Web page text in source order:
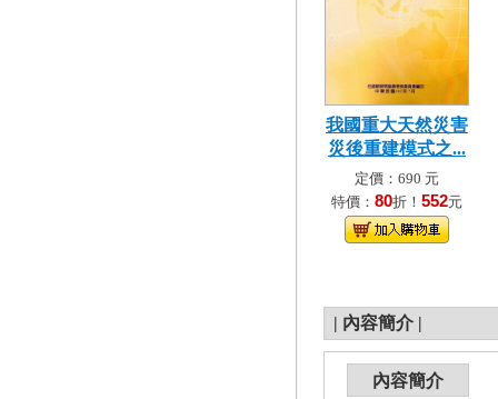
我國重大天然災害
災後重建模式之...
定價：690 元
特價： 80折！ 552元
| 內容簡介 |
內容簡介